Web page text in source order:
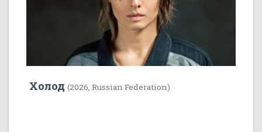
Холод (2026, Russian Federation)